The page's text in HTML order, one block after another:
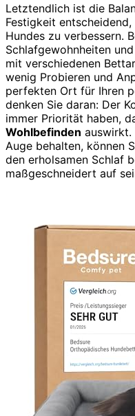
Letztendlich ist die
Festigkeit
Hundes zu verbessern.
Schlafgewohnheiten
mit verschiedenen
wenig Probieren und
perfekten Ort für Ihren
denken Sie daran: Der
immer Priorität haben,
Wohlbefinden auswirkt.
Auge behalten, können
den erholsamen Schlaf
maßgeschneidert auf